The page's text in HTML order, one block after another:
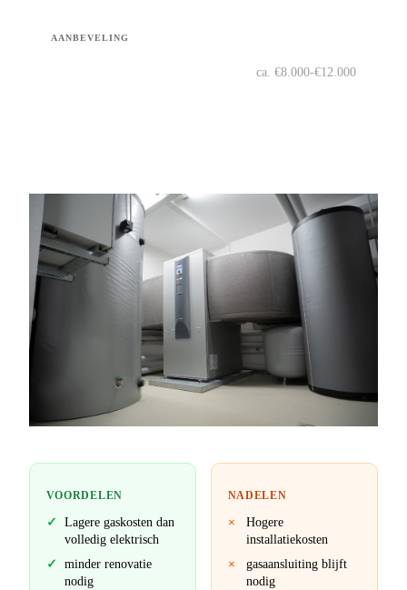
AANBEVELING
ca. €8.000-€12.000
VOORDELEN
Lagere gaskosten dan
volledig elektrisch
minder renovatie
nodig
NADELEN
Hogere
installatiekosten
gasaansluiting blijft
nodig